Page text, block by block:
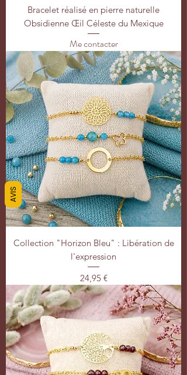
Bracelet réalisé en pierre naturelle
Obsidienne Œil Céleste du Mexique
Me contacter
Collection "Horizon Bleu" : Libération de
l'expression
Prix
24,95 €
AVIS